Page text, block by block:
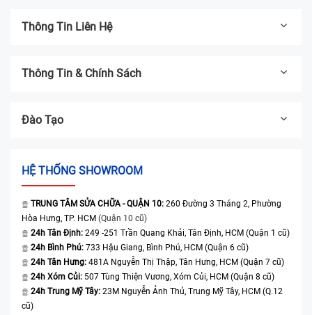
Thông Tin Liên Hệ
Thông Tin & Chính Sách
Đào Tạo
HỆ THỐNG SHOWROOM
TRUNG TÂM SỬA CHỮA - QUẬN 10: 260 Đường 3 Tháng 2, Phường
Hòa Hưng, TP. HCM (Quận 10 cũ)
24h Tân Định: 249 -251 Trần Quang Khải, Tân Định, HCM (Quận 1 cũ)
24h Bình Phú: 733 Hậu Giang, Bình Phú, HCM (Quận 6 cũ)
24h Tân Hưng: 481A Nguyễn Thị Thập, Tân Hưng, HCM (Quận 7 cũ)
24h Xóm Củi: 507 Tùng Thiện Vương, Xóm Củi, HCM (Quận 8 cũ)
24h Trung Mỹ Tây: 23M Nguyễn Ảnh Thủ, Trung Mỹ Tây, HCM (Q.12
cũ)